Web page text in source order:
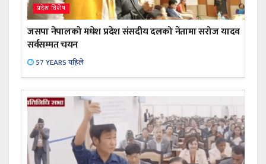
प्रदेश विशेष
जसपा नेपालको मधेश प्रदेश संसदीय दलको नेतामा सरोज यादव
सर्वसम्मत चयन
57 YEARS पहिले